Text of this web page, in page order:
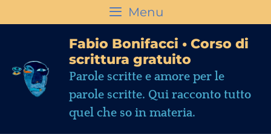
Menu
Fabio Bonifacci • Corso di
scrittura gratuito
Parole scritte e amore per le
parole scritte. Qui racconto tutto
quel che so in materia.